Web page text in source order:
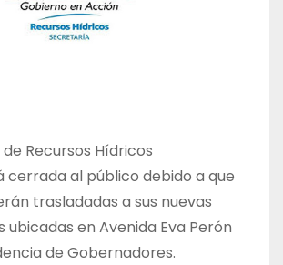
Recursos Hídricos
al público debido a que
trasladadas a sus nuevas
ubicadas en Avenida Eva Perón
de Gobernadores.